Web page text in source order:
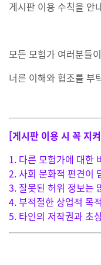
게시판 이용 수칙을 안
모든 모험가 여러분들
너른 이해와 협조를 부
[게시판 이용 시 꼭 지
1. 다른 모험가에 대한
2. 사회 문화적 편견이
3. 잘못된 허위 정보는
4. 부적절한 상업적 목
5. 타인의 저작권과 초